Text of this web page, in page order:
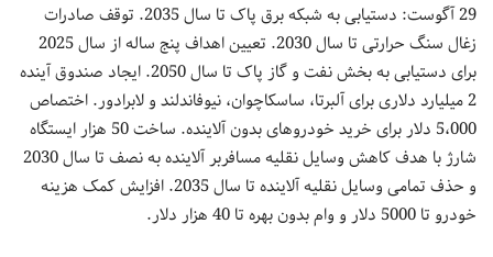
29 آگوست: دستیابی به شبکه برق پاک تا سال 2035. توقف صادرات
زغال سنگ حرارتی تا سال 2030. تعیین اهداف پنج ساله از سال 2025
برای دستیابی به بخش نفت و گاز پاک تا سال 2050. ایجاد صندوق آینده
2 میلیارد دلاری برای آلبرتا، ساسکاچوان، نیوفاندلند و لابرادور. اختصاص
5،000 دلار برای خرید خودروهای بدون آلاینده. ساخت 50 هزار ایستگاه
شارژ با هدف کاهش وسایل نقلیه مسافربر آلاینده به نصف تا سال 2030
و حذف تمامی وسایل نقلیه آلاینده تا سال 2035. افزایش کمک هزینه
خودرو تا 5000 دلار و وام بدون بهره تا 40 هزار دلار.